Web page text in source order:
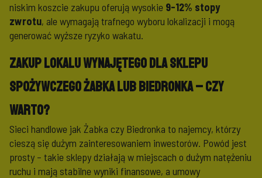
niskim koszcie zakupu oferują wysokie 9-12% stopy
zwrotu, ale wymagają trafnego wyboru lokalizacji i mogą
generować wyższe ryzyko wakatu.
Zakup lokalu wynajętego dla sklepu
spożywczego Żabka lub Biedronka – czy
warto?
Sieci handlowe jak Żabka czy Biedronka to najemcy, którzy
cieszą się dużym zainteresowaniem inwestorów. Powód jest
prosty – takie sklepy działają w miejscach o dużym natężeniu
ruchu i mają stabilne wyniki finansowe, a umowy